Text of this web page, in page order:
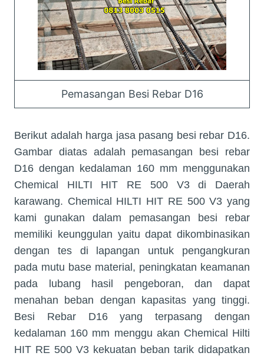
Pemasangan Besi Rebar D16
Berikut adalah harga jasa pasang besi rebar D16.
Gambar diatas adalah pemasangan besi rebar
D16 dengan kedalaman 160 mm menggunakan
Chemical HILTI HIT RE 500 V3 di Daerah
karawang. Chemical HILTI HIT RE 500 V3 yang
kami gunakan dalam pemasangan besi rebar
memiliki keunggulan yaitu dapat dikombinasikan
dengan tes di lapangan untuk pengangkuran
pada mutu base material, peningkatan keamanan
pada lubang hasil pengeboran, dan dapat
menahan beban dengan kapasitas yang tinggi.
Besi Rebar D16 yang terpasang dengan
kedalaman 160 mm menggu akan Chemical Hilti
HIT RE 500 V3 kekuatan beban tarik didapatkan